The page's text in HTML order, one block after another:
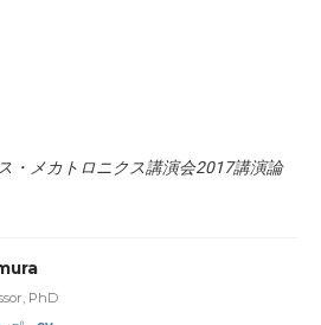
・メカトロニクス講演会2017講演論
PhD